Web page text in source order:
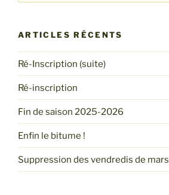
ARTICLES RÉCENTS
Ré-Inscription (suite)
Ré-inscription
Fin de saison 2025-2026
Enfin le bitume !
Suppression des vendredis de mars